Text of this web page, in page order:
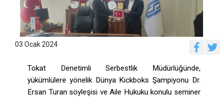
03 Ocak 2024
Tokat Denetimli Serbestlik Müdürlüğünde,
yükümlülere yönelik Dünya Kickboks Şampiyonu Dr.
Ersan Turan söyleşisi ve Aile Hukuku konulu seminer